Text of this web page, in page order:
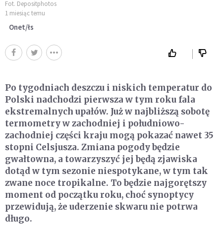
Fot. Depositphotos
1 miesiąc temu
Onet/łs
Po tygodniach deszczu i niskich temperatur do
Polski nadchodzi pierwsza w tym roku fala
ekstremalnych upałów. Już w najbliższą sobotę
termometry w zachodniej i południowo-
zachodniej części kraju mogą pokazać nawet 35
stopni Celsjusza. Zmiana pogody będzie
gwałtowna, a towarzyszyć jej będą zjawiska
dotąd w tym sezonie niespotykane, w tym tak
zwane noce tropikalne. To będzie najgorętszy
moment od początku roku, choć synoptycy
przewidują, że uderzenie skwaru nie potrwa
długo.